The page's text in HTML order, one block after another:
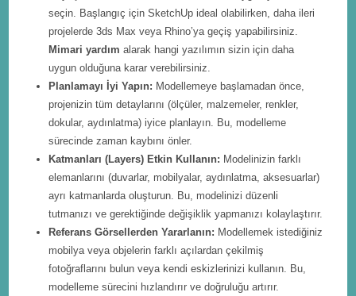
seçin. Başlangıç için SketchUp ideal olabilirken, daha ileri
projelerde 3ds Max veya Rhino’ya geçiş yapabilirsiniz.
Mimari yardım alarak hangi yazılımın sizin için daha
uygun olduğuna karar verebilirsiniz.
Planlamayı İyi Yapın: Modellemeye başlamadan önce,
projenizin tüm detaylarını (ölçüler, malzemeler, renkler,
dokular, aydınlatma) iyice planlayın. Bu, modelleme
sürecinde zaman kaybını önler.
Katmanları (Layers) Etkin Kullanın: Modelinizin farklı
elemanlarını (duvarlar, mobilyalar, aydınlatma, aksesuarlar)
ayrı katmanlarda oluşturun. Bu, modelinizi düzenli
tutmanızı ve gerektiğinde değişiklik yapmanızı kolaylaştırır.
Referans Görsellerden Yararlanın: Modellemek istediğiniz
mobilya veya objelerin farklı açılardan çekilmiş
fotoğraflarını bulun veya kendi eskizlerinizi kullanın. Bu,
modelleme sürecini hızlandırır ve doğruluğu artırır.